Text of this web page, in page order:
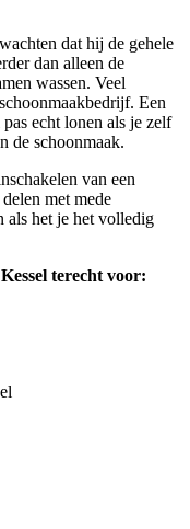
dat hij de gehele
dan alleen de
wassen. Veel
Een
echt lonen als je zelf
de schoonmaak.
van een
met mede
als het je het volledig
terecht voor: